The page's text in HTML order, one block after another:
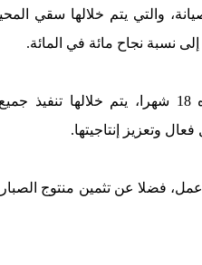
والتي يتم خلالها سقي
نسبة نجاح مائة في المائة.
ويسعى المشروع، الذي تستغرق مدة إنجازه
وتعزيز إنتاجيتها.
فرص شغل تقدر بـ32 ألف يوم عمل، فضلا عن